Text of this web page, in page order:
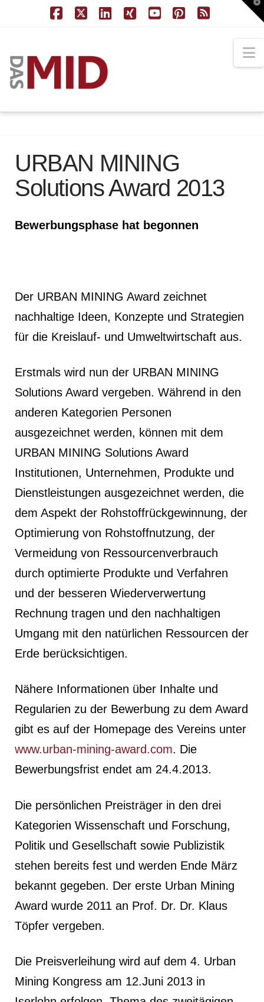
URBAN MINING
Solutions Award 2013
Bewerbungsphase hat begonnen
Der URBAN MINING Award zeichnet
nachhaltige Ideen, Konzepte und Strategien
für die Kreislauf- und Umweltwirtschaft aus.
Erstmals wird nun der URBAN MINING
Solutions Award vergeben. Während in den
anderen Kategorien Personen
ausgezeichnet werden, können mit dem
URBAN MINING Solutions Award
Institutionen, Unternehmen, Produkte und
Dienstleistungen ausgezeichnet werden, die
dem Aspekt der Rohstoffrückgewinnung, der
Optimierung von Rohstoffnutzung, der
Vermeidung von Ressourcenverbrauch
durch optimierte Produkte und Verfahren
und der besseren Wiederverwertung
Rechnung tragen und den nachhaltigen
Umgang mit den natürlichen Ressourcen der
Erde berücksichtigen.
Nähere Informationen über Inhalte und
Regularien zu der Bewerbung zu dem Award
gibt es auf der Homepage des Vereins unter
www.urban-mining-award.com. Die
Bewerbungsfrist endet am 24.4.2013.
Die persönlichen Preisträger in den drei
Kategorien Wissenschaft und Forschung,
Politik und Gesellschaft sowie Publizistik
stehen bereits fest und werden Ende März
bekannt gegeben. Der erste Urban Mining
Award wurde 2011 an Prof. Dr. Dr. Klaus
Töpfer vergeben.
Die Preisverleihung wird auf dem 4. Urban
Mining Kongress am 12.Juni 2013 in